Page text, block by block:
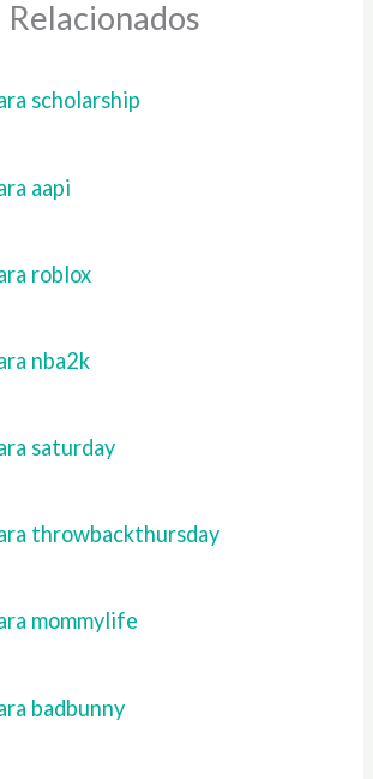
Relacionados
scholarship
aapi
roblox
nba2k
saturday
throwbackthursday
mommylife
badbunny